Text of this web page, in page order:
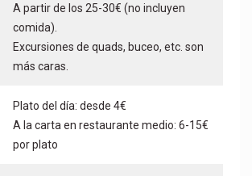
A partir de los 25-30€ (no incluyen
comida).
Excursiones de quads, buceo, etc. son
más caras.
Plato del día: desde 4€
A la carta en restaurante medio: 6-15€
por plato